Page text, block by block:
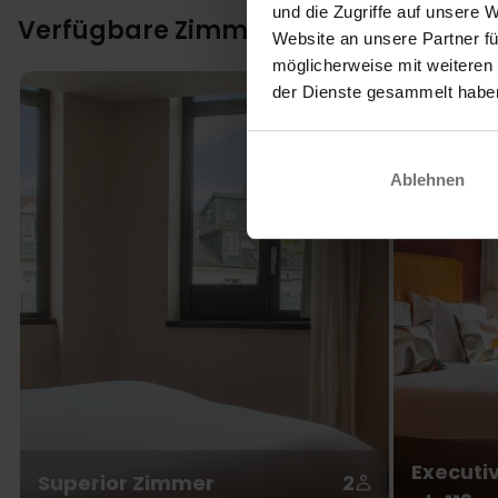
und die Zugriffe auf unsere
Website an unsere Partner
möglicherweise mit
der Dienste gesammelt
Ablehnen
werden.
schlendern
kleine
einem
mit Bars,
oder
hier aus
Zimmer
Die
und Föhn.
Verfügbare Zimmer
Superior Zimmer
2